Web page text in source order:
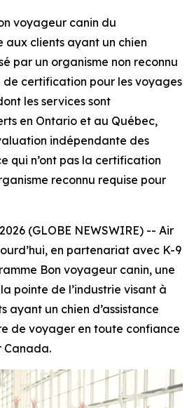
voyageur canin du
clients ayant un chien
par un organisme non reconnu
de certification pour les voyages
les services sont
en Ontario et au Québec,
indépendante des
qui n’ont pas la certification
reconnu requise pour
(GLOBE NEWSWIRE) -- Air
en partenariat avec K-9
Bon voyageur canin, une
pointe de l’industrie visant à
ayant un chien d’assistance
de voyager en toute confiance
Canada.